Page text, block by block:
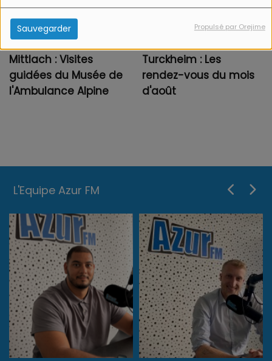
Sauvegarder Propulsé par Orejime
Mittlach : Visites
guidées du Musée de
l'Ambulance Alpine
Turckheim : Les
rendez-vous du mois
d'août
L'Equipe Azur FM